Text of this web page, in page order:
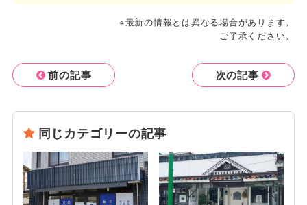
※最新の情報とは異なる場合があります。
ご了承ください。
前の記事 次の記事
同じカテゴリーの記事